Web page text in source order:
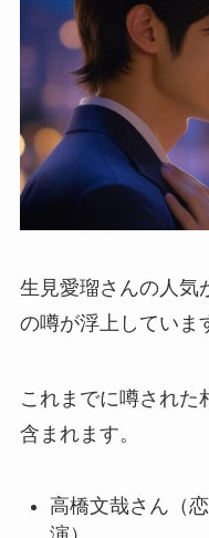
生見愛瑠さんの人気
の噂が浮上していま
これまでに噂された
含まれます。
高橋文哉さん（